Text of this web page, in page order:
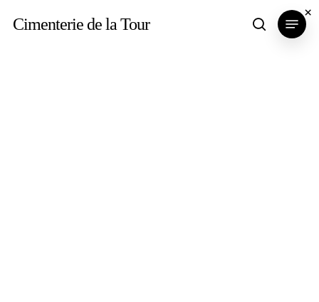
Cimenterie de la Tour search
Menu
×